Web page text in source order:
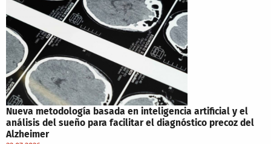
Nueva metodología basada en inteligencia artificial y el
análisis del sueño para facilitar el diagnóstico precoz del
Alzheimer